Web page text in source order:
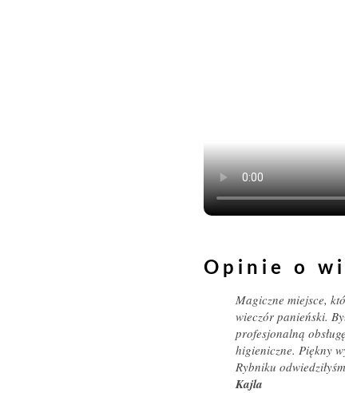
Opinie o
Magiczne miejsce,
wieczór panieński.
profesjonalną
higieniczne. Piękny
Rybniku
Kajla